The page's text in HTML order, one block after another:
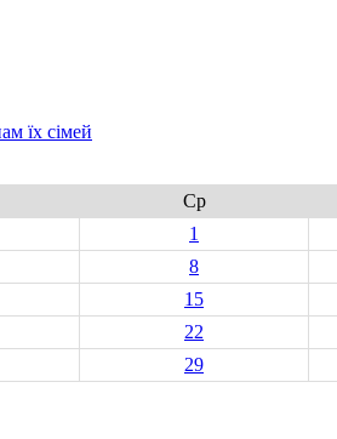
їх сімей
Ср
1
8
15
22
29